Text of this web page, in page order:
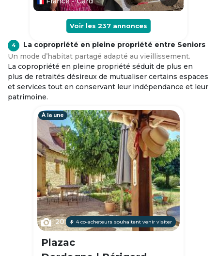
Voir les 237 annonces
4
La copropriété en pleine propriété entre Seniors
Un mode d’habitat partagé adapté au vieillissement.
La copropriété en pleine propriété séduit de plus en
plus de retraités désireux de mutualiser certains espaces
et services tout en conservant leur indépendance et leur
patrimoine.
À la une
20 4 co-acheteurs souhaitent venir visiter
Plazac